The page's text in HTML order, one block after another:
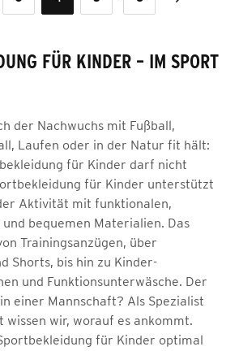
FÜR KINDER – IM SPORT
der Nachwuchs mit Fußball,
Laufen oder in der Natur fit hält:
für Kinder darf nicht
für Kinder unterstützt
Aktivität mit funktionalen,
bequemen Materialien. Das
Trainingsanzügen, über
Shorts, bis hin zu Kinder-
und Funktionsunterwäsche. Der
einer Mannschaft? Als Spezialist
wissen wir, worauf es ankommt.
für Kinder optimal